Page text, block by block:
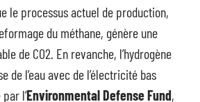
le processus actuel de production,
du méthane, génère une
de CO2. En revanche, l’hydrogène
de l’eau avec de l’électricité bas
l’Environmental Defense Fund,